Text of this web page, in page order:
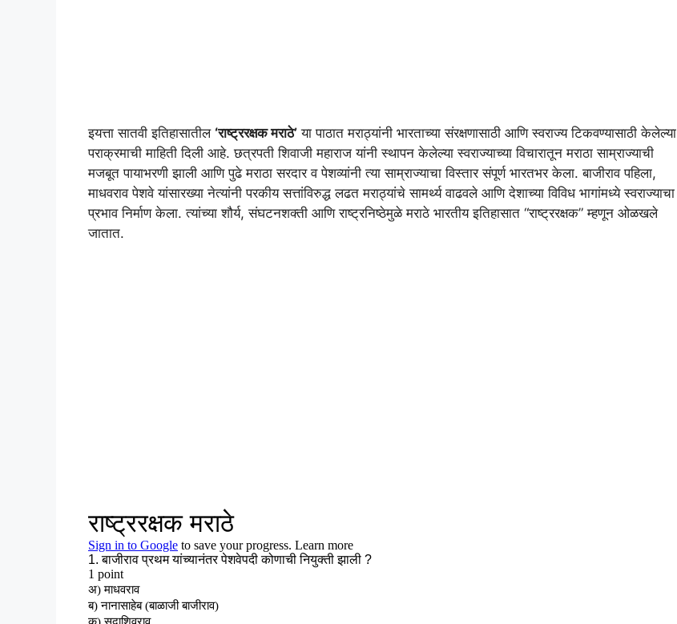
इयत्ता सातवी इतिहासातील ‘राष्ट्ररक्षक मराठे’या पाठात मराठ्यांनी भारताच्या संरक्षणासाठी आणि स्वराज्य टिकवण्यासाठी केलेल्या
पराक्रमाची माहिती दिली आहे. छत्रपती शिवाजी महाराज यांनी स्थापन केलेल्या स्वराज्याच्या विचारातून मराठा साम्राज्याची
मजबूत पायाभरणी झाली आणि पुढे मराठा सरदार व पेशव्यांनी त्या साम्राज्याचा विस्तार संपूर्ण भारतभर केला. बाजीराव पहिला,
माधवराव पेशवे यांसारख्या नेत्यांनी परकीय सत्तांविरुद्ध लढत मराठ्यांचे सामर्थ्य वाढवले आणि देशाच्या विविध भागांमध्ये स्वराज्याचा
प्रभाव निर्माण केला. त्यांच्या शौर्य, संघटनशक्ती आणि राष्ट्रनिष्ठेमुळे मराठे भारतीय इतिहासात “राष्ट्ररक्षक” म्हणून ओळखले
जातात.